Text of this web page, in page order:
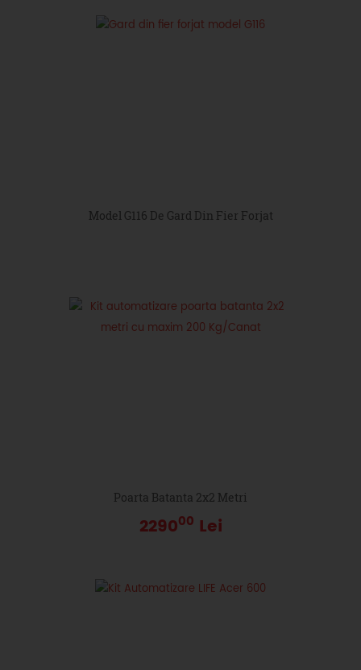
Model G116 De Gard Din Fier Forjat
Poarta Batanta 2x2 Metri
229000 Lei